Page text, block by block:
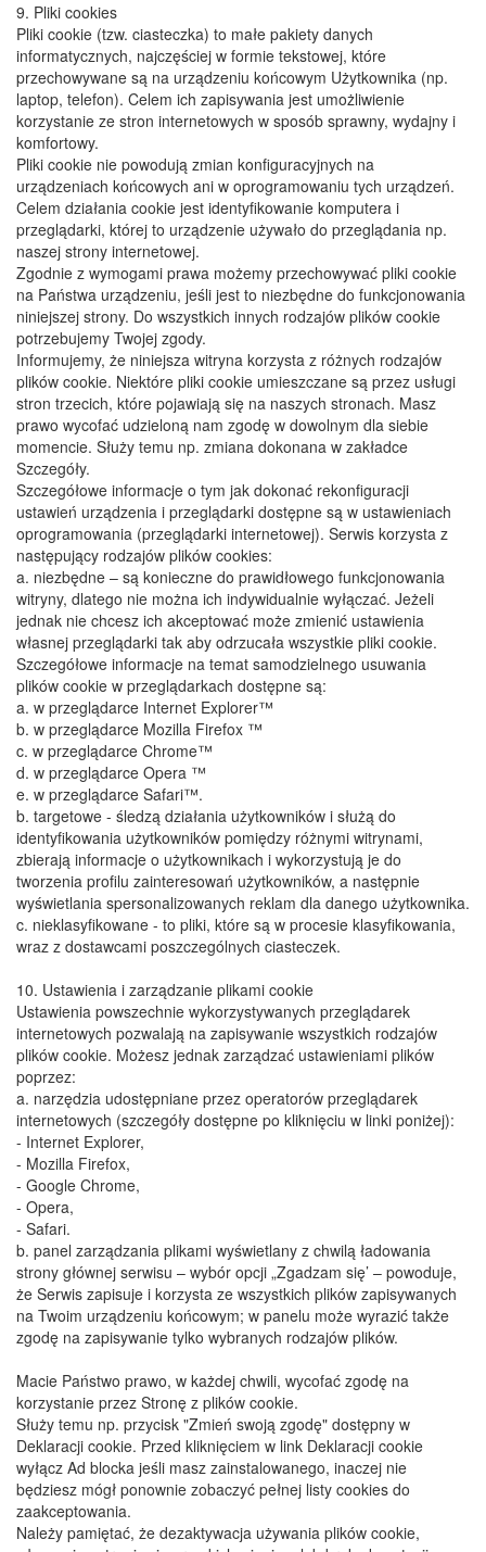
​9. Pliki cookies
​Pliki cookie (tzw. ciasteczka) to małe pakiety danych
informatycznych, najczęściej w formie tekstowej, które
przechowywane są na urządzeniu końcowym Użytkownika (np.
laptop, telefon). Celem ich zapisywania jest umożliwienie
korzystanie ze stron internetowych w sposób sprawny, wydajny i
komfortowy.
​Pliki cookie nie powodują zmian konfiguracyjnych na
urządzeniach końcowych ani w oprogramowaniu tych urządzeń.
Celem działania cookie jest identyfikowanie komputera i
przeglądarki, której to urządzenie używało do przeglądania np.
naszej strony internetowej.
​Zgodnie z wymogami prawa możemy przechowywać pliki cookie
na Państwa urządzeniu, jeśli jest to niezbędne do funkcjonowania
niniejszej strony. Do wszystkich innych rodzajów plików cookie
potrzebujemy Twojej zgody.
​Informujemy, że niniejsza witryna korzysta z różnych rodzajów
plików cookie. Niektóre pliki cookie umieszczane są przez usługi
stron trzecich, które pojawiają się na naszych stronach. Masz
prawo wycofać udzieloną nam zgodę w dowolnym dla siebie
momencie. Służy temu np. zmiana dokonana w zakładce
Szczegóły.
​Szczegółowe informacje o tym jak dokonać rekonfiguracji
ustawień urządzenia i przeglądarki dostępne są w ustawieniach
oprogramowania (przeglądarki internetowej). Serwis korzysta z
następujący rodzajów plików cookies:
​a. niezbędne – są konieczne do prawidłowego funkcjonowania
witryny, dlatego nie można ich indywidualnie wyłączać. Jeżeli
jednak nie chcesz ich akceptować może zmienić ustawienia
własnej przeglądarki tak aby odrzucała wszystkie pliki cookie.
Szczegółowe informacje na temat samodzielnego usuwania
plików cookie w przeglądarkach dostępne są:
​a. w przeglądarce Internet Explorer™
​b. w przeglądarce Mozilla Firefox ™
​c. w przeglądarce Chrome™
​d. w przeglądarce Opera ™
​e. w przeglądarce Safari™.
​b. targetowe - śledzą działania użytkowników i służą do
identyfikowania użytkowników pomiędzy różnymi witrynami,
zbierają informacje o użytkownikach i wykorzystują je do
tworzenia profilu zainteresowań użytkowników, a następnie
wyświetlania spersonalizowanych reklam dla danego użytkownika.
​c. nieklasyfikowane - to pliki, które są w procesie klasyfikowania,
wraz z dostawcami poszczególnych ciasteczek.
​10. Ustawienia i zarządzanie plikami cookie
​Ustawienia powszechnie wykorzystywanych przeglądarek
internetowych pozwalają na zapisywanie wszystkich rodzajów
plików cookie. Możesz jednak zarządzać ustawieniami plików
poprzez:
a. narzędzia udostępniane przez operatorów przeglądarek
internetowych (szczegóły dostępne po kliknięciu w linki poniżej):
​- Internet Explorer,
- Mozilla Firefox,
​- Google Chrome,
​- Opera,
​- Safari.
​b. panel zarządzania plikami wyświetlany z chwilą ładowania
strony głównej serwisu – wybór opcji „Zgadzam się’ – powoduje,
że Serwis zapisuje i korzysta ze wszystkich plików zapisywanych
na Twoim urządzeniu końcowym; w panelu może wyrazić także
zgodę na zapisywanie tylko wybranych rodzajów plików.
​Macie Państwo prawo, w każdej chwili, wycofać zgodę na
korzystanie przez Stronę z plików cookie.
​Służy temu np. przycisk "Zmień swoją zgodę" dostępny w
Deklaracji cookie. Przed kliknięciem w link Deklaracji cookie
wyłącz Ad blocka jeśli masz zainstalowanego, inaczej nie
będziesz mógł ponownie zobaczyć pełnej listy cookies do
zaakceptowania.
​Należy pamiętać, że dezaktywacja używania plików cookie,